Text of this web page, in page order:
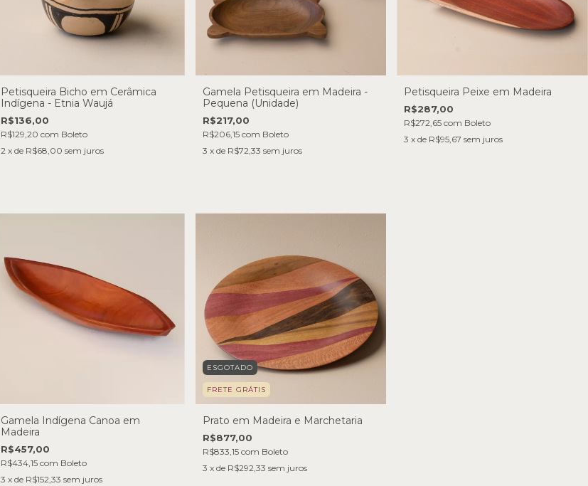
Petisqueira Bicho em Cerâmica
Indígena - Etnia Waujá
R$136,00
R$129,20 com Boleto
2 x de R$68,00 sem juros
Gamela Petisqueira em Madeira -
Pequena (Unidade)
R$217,00
R$206,15 com Boleto
3 x de R$72,33 sem juros
Petisqueira Peixe em Madeira
R$287,00
R$272,65com Boleto
3 x de R$95,67 sem juros
Gamela Indígena Canoa em
Madeira
R$457,00
R$434,15 com Boleto
3 x de R$152,33 sem juros
ESGOTADO
FRETE GRÁTIS
Prato em Madeira e Marchetaria
R$877,00
R$833,15 com Boleto
3 x de R$292,33 sem juros